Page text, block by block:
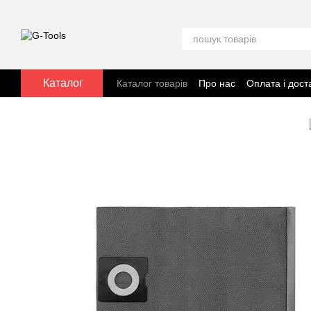
Каталог Каталог товарів Про нас Оплата і